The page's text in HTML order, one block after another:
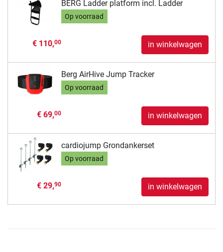
BERG Ladder platform incl. Ladder
Op voorraad
€ 110,00 in winkelwagen
Berg AirHive Jump Tracker
Op voorraad
€ 69,00 in winkelwagen
cardiojump Grondankerset
Op voorraad
€ 29,90 in winkelwagen